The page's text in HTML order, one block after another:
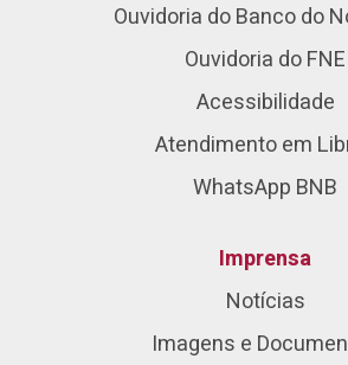
Ouvidoria do Banco do
Ouvidoria do FNE
Acessibilidade
Atendimento em
WhatsApp BNB
Imprensa
Notícias
Imagens e